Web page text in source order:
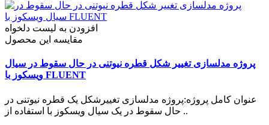
افزودن به لیست دلخواه
مقایسه این محصول
پروژه مدل­سازی تغییر شکل قطره نیوتنی در حال سقوط در سیال
ویسکوز با FLUENT
عنوان کامل پروژه:پروژه مدل­سازی تغییرشکل یک قطره نیوتنی در
حال سقوط در یک سیال ویسکوز با استفاده از ..